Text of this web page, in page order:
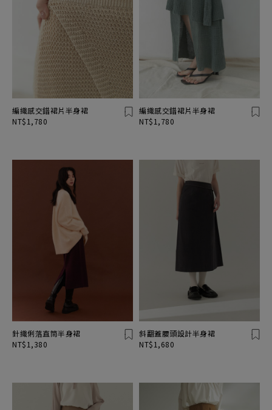
編織感交錯裙片半身裙
NT$1,780
編織感交錯裙片半身裙
NT$1,780
針織俐落直筒半身裙
NT$1,380
斜翻蓋腰頭設計半身裙
NT$1,680